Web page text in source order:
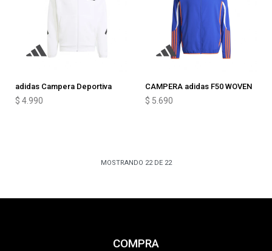
adidas Campera Deportiva
$ 4.990
CAMPERA adidas F50 WOVEN
$ 5.690
MOSTRANDO 22DE 22
COMPRA